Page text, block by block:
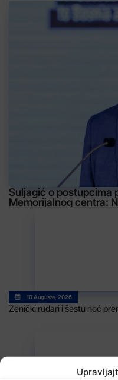
Suljagić o postupcima
Memorijalnog centra:
10 Augusta, 2026
Zenički rudari i šestu noć